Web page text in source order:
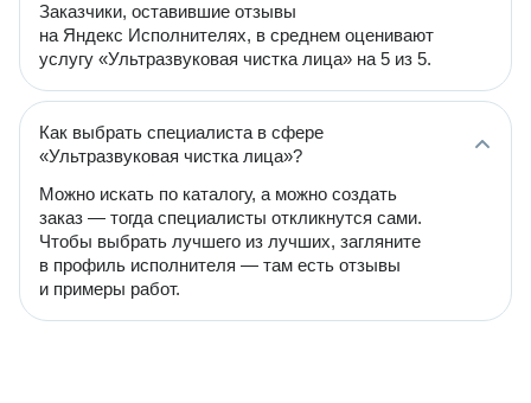
Заказчики, оставившие отзывы
на Яндекс Исполнителях, в среднем оценивают
услугу «Ультразвуковая чистка лица» на 5 из 5.
Как выбрать специалиста в сфере
«Ультразвуковая чистка лица»?
Можно искать по каталогу, а можно создать
заказ — тогда специалисты откликнутся сами.
Чтобы выбрать лучшего из лучших, загляните
в профиль исполнителя — там есть отзывы
и примеры работ.